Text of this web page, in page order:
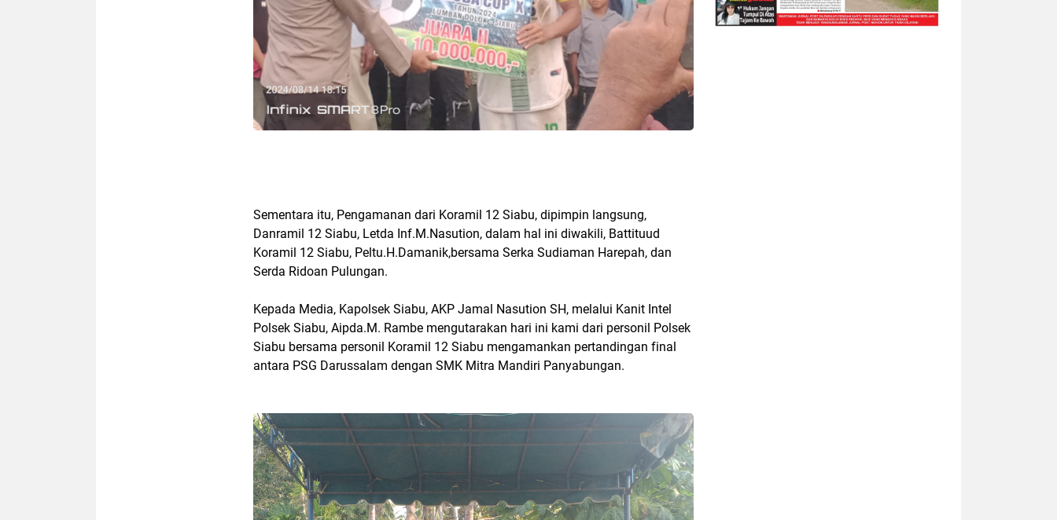
Sementara itu, Pengamanan dari Koramil 12 Siabu, dipimpin langsung,
Danramil 12 Siabu, Letda Inf.M.Nasution, dalam hal ini diwakili, Battituud
Koramil 12 Siabu, Peltu.H.Damanik,bersama Serka Sudiaman Harepah, dan
Serda Ridoan Pulungan.
Kepada Media, Kapolsek Siabu, AKP Jamal Nasution SH, melalui Kanit Intel
Polsek Siabu, Aipda.M. Rambe mengutarakan hari ini kami dari personil Polsek
Siabu bersama personil Koramil 12 Siabu mengamankan pertandingan final
antara PSG Darussalam dengan SMK Mitra Mandiri Panyabungan.